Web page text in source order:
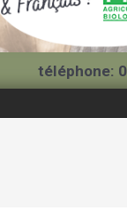
téléphone: